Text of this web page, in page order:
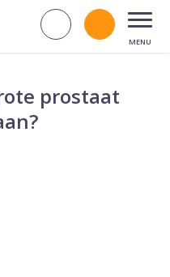
Zoek op
Bel
prostaat